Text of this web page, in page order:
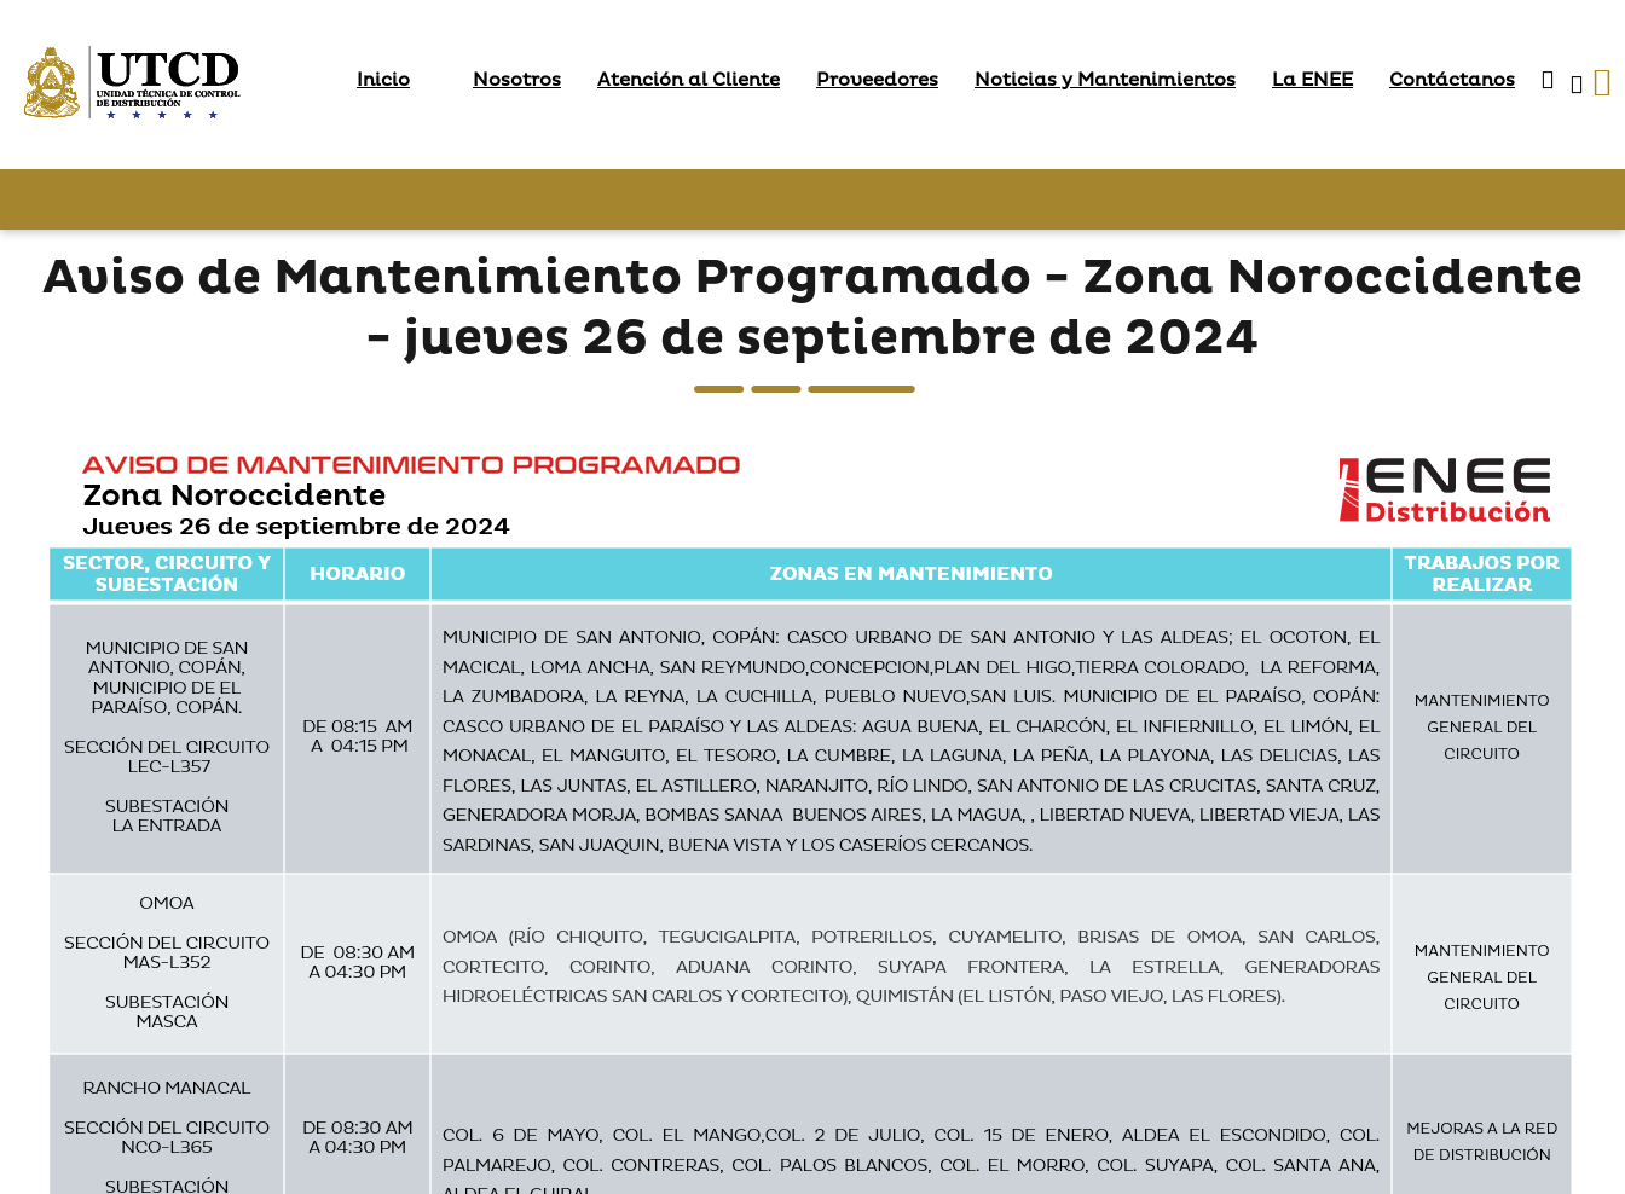
Inicio Nosotros Atención al Cliente Proveedores Noticias y Mantenimientos La ENEE Contáctanos
Aviso de Mantenimiento Programado - Zona Noroccidente
- jueves 26 de septiembre de 2024